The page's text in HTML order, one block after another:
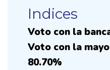
Indices
Voto con la
Voto con la
80.70%